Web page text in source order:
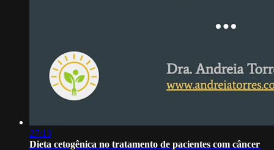
27:13
Dieta cetogênica no tratamento de pacientes com câncer